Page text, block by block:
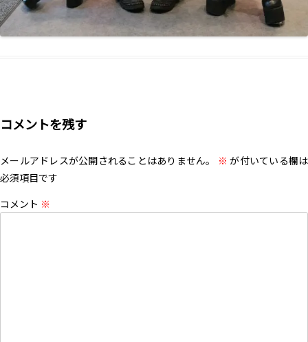
コメントを残す
メールアドレスが公開されることはありません。 ※ が付いている欄は
必須項目です
コメント ※